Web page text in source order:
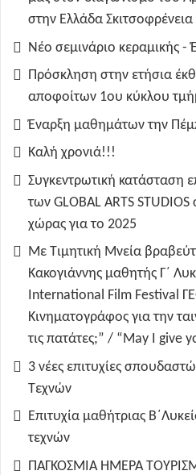
στην Ελλάδα
Νέο σεμινάριο κεραμικής -
Πρόσκληση στην ετήσια
αποφοίτων 1ου κύκλου
Έναρξη μαθημάτων την
Καλή χρονιά!!!
Συγκεντρωτική κατάσταση
των GLOBAL ARTS
χώρας για το 2025
Με Τιμητική Μνεία
Κακογιάννης μαθητής Γ΄
International Film Festival
Κινηματογράφος για την
τις πατάτες;” / “May I give
3 νέες επιτυχίες
Τεχνών
Επιτυχία μαθήτριας
τεχνών
ΠΑΓΚΟΣΜΙΑ ΗΜΕΡΑ